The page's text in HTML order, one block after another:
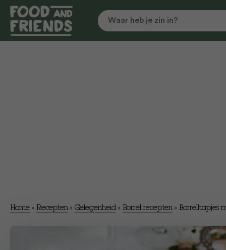
Home » Recepten » Gelegenheid » Borrel recepten » Borrelhapjes